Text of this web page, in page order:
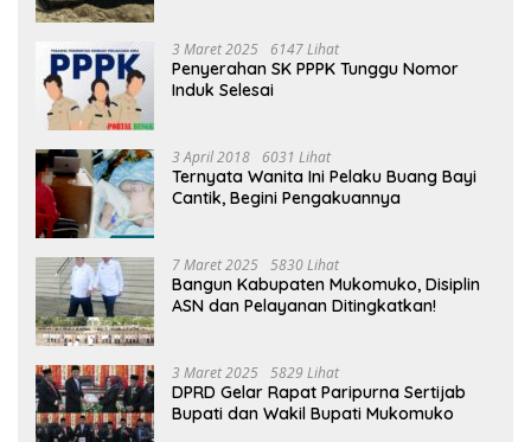
3 Maret 2025 6147 Lihat
Penyerahan SK PPPK Tunggu Nomor
Induk Selesai
3 April 2018 6031 Lihat
Ternyata Wanita Ini Pelaku Buang Bayi
Cantik, Begini Pengakuannya
7 Maret 2025 5830 Lihat
Bangun Kabupaten Mukomuko, Disiplin
ASN dan Pelayanan Ditingkatkan!
3 Maret 2025 5829 Lihat
DPRD Gelar Rapat Paripurna Sertijab
Bupati dan Wakil Bupati Mukomuko